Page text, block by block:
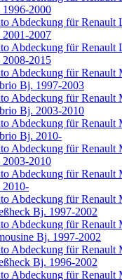
2000
Abdeckung für Renault
2007
Abdeckung für Renault
2015
Abdeckung für Renault
Bj. 1997-2003
Abdeckung für Renault
Bj. 2003-2010
Abdeckung für Renault
Bj. 2010-
Abdeckung für Renault
2010
Abdeckung für Renault
Abdeckung für Renault
Bj. 1997-2002
Abdeckung für Renault
Bj. 1997-2002
Abdeckung für Renault
Bj. 1996-2002
Abdeckung für Renault